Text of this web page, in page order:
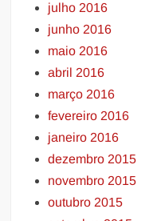
julho 2016
junho 2016
maio 2016
abril 2016
março 2016
fevereiro 2016
janeiro 2016
dezembro 2015
novembro 2015
outubro 2015